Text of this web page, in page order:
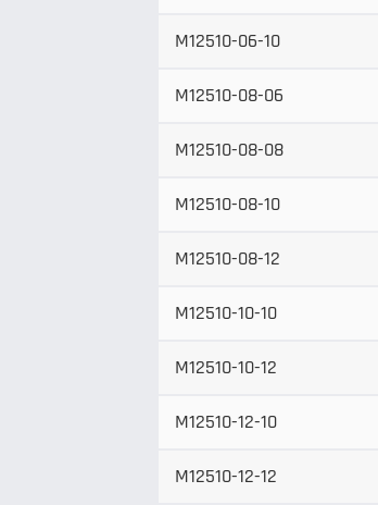
M12510-06-10
M12510-08-06
M12510-08-08
M12510-08-10
M12510-08-12
M12510-10-10
M12510-10-12
M12510-12-10
M12510-12-12